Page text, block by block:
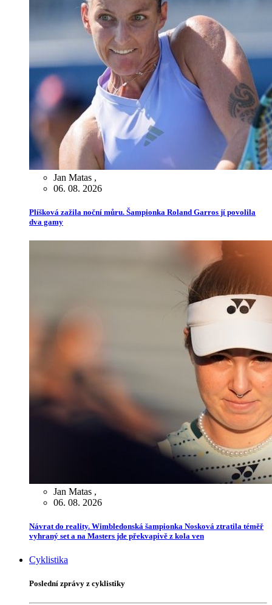
Jan Matas ,
06. 08. 2026
Plíšková zažila noční můru. Šampionka Roland Garros jí povolila
dva gamy
Jan Matas ,
06. 08. 2026
Návrat do reality. Wimbledonská šampionka Nosková ztratila téměř
vyhraný set a na Masters jde překvapivě z kola ven
Cyklistika
Poslední zprávy z cyklistiky